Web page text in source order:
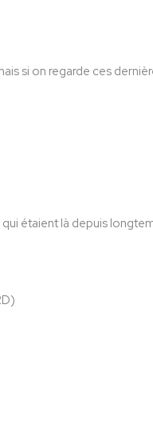
si on regarde ces
étaient là depuis